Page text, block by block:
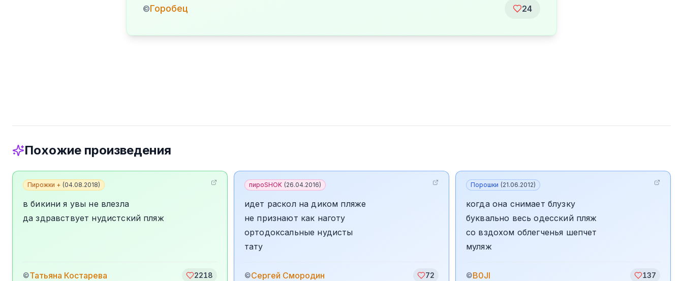
©Горобец 24
Похожие произведения
Пирожки + (04.08.2018)
в бикини я увы не влезла
да здравствует нудистский пляж
©Татьяна Костарева 2218
пироSHOK (26.04.2016)
идет раскол на диком пляже
не признают как наготу
ортодоксальные нудисты
тату
©Сергей Смородин 72
Порошки (21.06.2012)
когда она снимает блузку
буквально весь одесский пляж
со вздохом облегченья шепчет
муляж
©B0JI 137